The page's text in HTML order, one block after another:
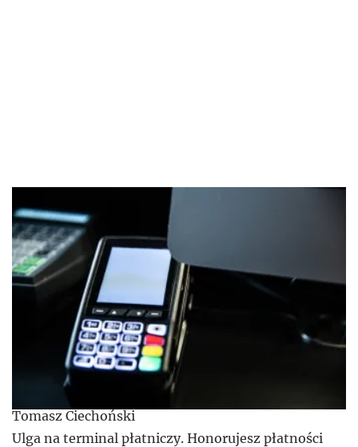
Tomasz Ciechoński
Ulga na terminal płatniczy. Honorujesz płatności